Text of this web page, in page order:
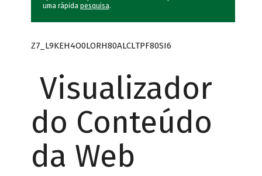
uma rápida pesquisa.
Z7_L9KEH4O0LORH80ALCLTPF80SI6
Visualizador
do Conteúdo
da Web